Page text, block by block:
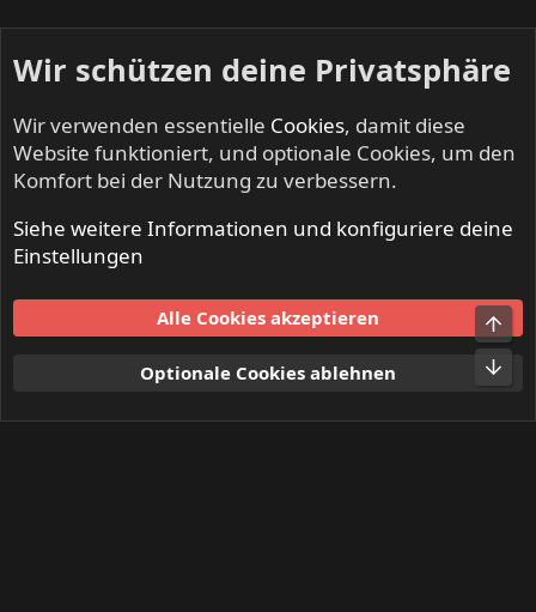
Mitglieder
Nutzungsbedingungen
Datenschutz
S
Wir schützen deine Privatsphäre
Wir verwenden essentielle Cookies, damit diese
Website funktioniert, und optionale Cookies, um den
Komfort bei der Nutzung zu verbessern.
Siehe weitere Informationen und konfiguriere deine
Einstellungen
Alle Cookies akzeptieren
Optionale Cookies ablehnen